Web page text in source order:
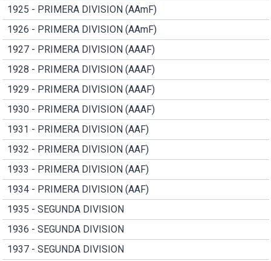
1925 - PRIMERA DIVISION (AAmF)
1926 - PRIMERA DIVISION (AAmF)
1927 - PRIMERA DIVISION (AAAF)
1928 - PRIMERA DIVISION (AAAF)
1929 - PRIMERA DIVISION (AAAF)
1930 - PRIMERA DIVISION (AAAF)
1931 - PRIMERA DIVISION (AAF)
1932 - PRIMERA DIVISION (AAF)
1933 - PRIMERA DIVISION (AAF)
1934 - PRIMERA DIVISION (AAF)
1935 - SEGUNDA DIVISION
1936 - SEGUNDA DIVISION
1937 - SEGUNDA DIVISION